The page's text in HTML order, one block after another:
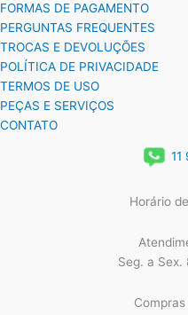
FORMAS DE PAGAMENTO
PERGUNTAS FREQUENTES
TROCAS E DEVOLUÇÕES
POLÍTICA DE PRIVACIDADE
TERMOS DE USO
PEÇAS E SERVIÇOS
CONTATO
11
Horário
Seg. a Sex.